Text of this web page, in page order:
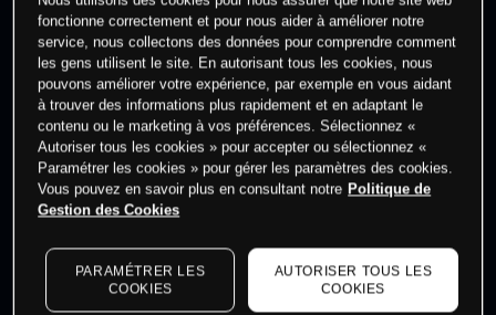
cet actif
Commencez à trader
dernières données du marché.Log into see latest
market data
fonctionne correctement et pour nous aider à améliorer notre
service, nous collectons des données pour comprendre comment
les gens utilisent le site. En autorisant tous les cookies, nous
pouvons améliorer votre expérience, par exemple en vous aidant
à trouver des informations plus rapidement et en adaptant le
contenu ou le marketing à vos préférences. Sélectionnez «
Autoriser tous les cookies » pour accepter ou sélectionnez «
Paramétrer les cookies » pour gérer les paramètres des cookies.
Vous pouvez en savoir plus en consultant notre Politique de
Gestion des Cookies
PARAMÉTRER LES
COOKIES
AUTORISER TOUS LES
COOKIES